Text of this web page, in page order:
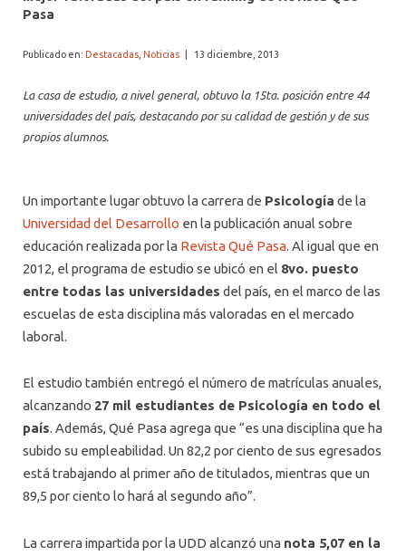
Pasa
Publicado en: Destacadas Noticias 13 diciembre, 2013
La casa de estudio, a nivel general, obtuvo la 15ta. posición entre 44
universidades del país, destacando por su calidad de gestión y de sus
propios alumnos.
Un importante lugar obtuvo la carrera de Psicología de la
Universidad del Desarrollo en la publicación anual sobre
educación realizada por la Revista Qué Pasa. Al igual que en
2012, el programa de estudio se ubicó en el 8vo. puesto
entre todas las universidades del país, en el marco de las
escuelas de esta disciplina más valoradas en el mercado
laboral.
El estudio también entregó el número de matrículas anuales,
alcanzando 27 mil estudiantes de Psicología en todo el
país. Además, Qué Pasa agrega que “es una disciplina que ha
subido su empleabilidad. Un 82,2 por ciento de sus egresados
está trabajando al primer año de titulados, mientras que un
89,5 por ciento lo hará al segundo año”.
La carrera impartida por la UDD alcanzó una nota 5,07 en la